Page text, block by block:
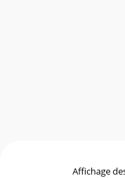
Affichage